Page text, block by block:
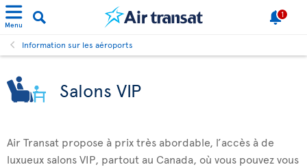
Menu
1
Information sur les aéroports
Salons VIP
Air Transat propose à prix très abordable, l’accès à de
luxueux salons VIP, partout au Canada, où vous pouvez vous